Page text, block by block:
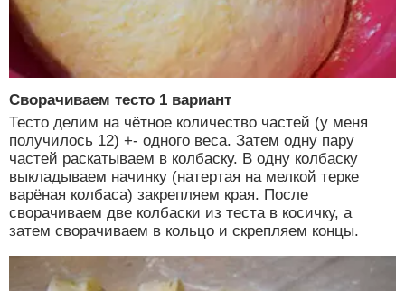
Сворачиваем тесто 1 вариант
Тесто делим на чётное количество частей (у меня
получилось 12) +- одного веса. Затем одну пару
частей раскатываем в колбаску. В одну колбаску
выкладываем начинку (натертая на мелкой терке
варёная колбаса) закрепляем края. После
сворачиваем две колбаски из теста в косичку, а
затем сворачиваем в кольцо и скрепляем концы.